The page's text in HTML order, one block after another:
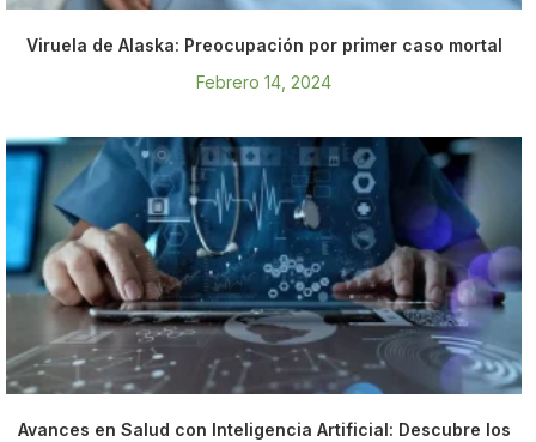
Viruela de Alaska: Preocupación por primer caso mortal
Febrero 14, 2024
Avances en Salud con Inteligencia Artificial: Descubre los